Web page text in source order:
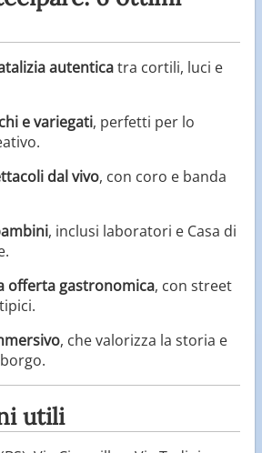
autenticatra cortili, luci e
e variegati, perfetti per lo
dal vivo, con coro e banda
, inclusi laboratori e Casa di
offerta gastronomica, con street
, che valorizza la storia e
utili